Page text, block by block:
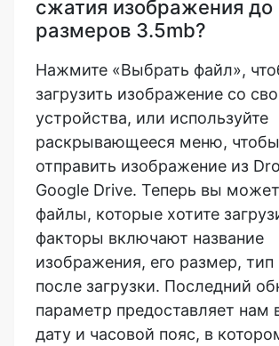
загрузить изображение со
устройства, или используйте
раскрывающееся меню, чтобы
отправить изображение из
Google Drive. Теперь вы
файлы, которые хотите
факторы включают название
изображения, его размер, тип
после загрузки. Последний
параметр предоставляет нам
дату и часовой пояс, в
изменен в последний раз.
отображается индикатор
после загрузки и до того, как